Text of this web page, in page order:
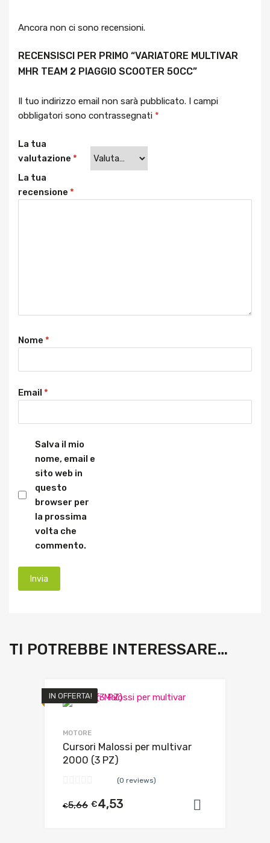
Ancora non ci sono recensioni.
RECENSISCI PER PRIMO “VARIATORE MULTIVAR
MHR TEAM 2 PIAGGIO SCOOTER 50CC”
Il tuo indirizzo email non sarà pubblicato.
I campi
obbligatori sono contrassegnati *
La tua
valutazione *
La tua
recensione *
Nome *
Email *
Salva il mio
nome, email e
sito web in
questo
browser per
la prossima
volta che
commento.
TI POTREBBE INTERESSARE…
IN OFFERTA!
MOTORE
Cursori Malossi per multivar
2000 (3 PZ)
(0 reviews)
€5,66 €4,53